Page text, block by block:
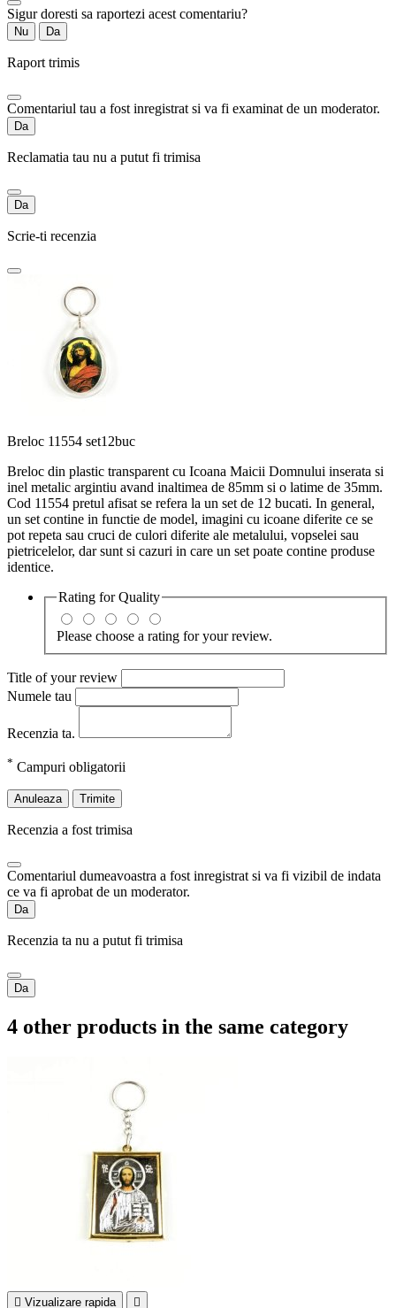
Sigur doresti sa raportezi acest comentariu?
Nu Da
Raport trimis
Comentariul tau a fost inregistrat si va fi examinat de un moderator.
Da
Reclamatia tau nu a putut fi trimisa
Da
Scrie-ti recenzia
Breloc 11554 set12buc
Breloc din plastic transparent cu Icoana Maicii Domnului inserata si
inel metalic argintiu avand inaltimea de 85mm si o latime de 35mm.
Cod 11554 pretul afisat se refera la un set de 12 bucati. In general,
un set contine in functie de model, imagini cu icoane diferite ce se
pot repeta sau cruci de culori diferite ale metalului, vopselei sau
pietricelelor, dar sunt si cazuri in care un set poate contine produse
identice.
Rating forQuality
Please choose a rating for your review.
Title of your review
Numele tau
Recenzia ta.
* Campuri obligatorii
Anuleaza Trimite
Recenzia a fost trimisa
Comentariul dumeavoastra a fost inregistrat si va fi vizibil de indata
ce va fi aprobat de un moderator.
Da
Recenzia ta nu a putut fi trimisa
Da
4 other products in the same category
 Vizualizare rapida 